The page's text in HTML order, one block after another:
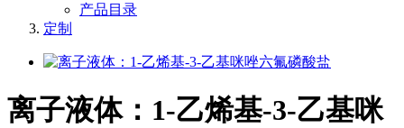
产品目录
定制
离子液体：1-乙烯基-3-乙基咪